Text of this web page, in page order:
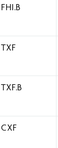
FHI.B
TXF
TXF.B
CXF